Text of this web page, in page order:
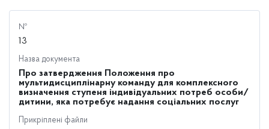
№
13
Назва документа
Про затвердження Положення про
мультидисциплінарну команду для комплексного
визначення ступеня індивідуальних потреб особи/
дитини, яка потребує надання соціальних послуг
Прикріплені файли